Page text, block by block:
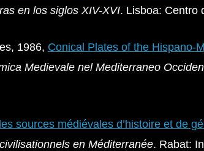
en los siglos XIV-XVI. Lisboa: Centro
1986, Conical Plates of the Hispano-
Medievale nel Mediterraneo
sources médiévales d’histoire et de
en Méditerranée. Rabat: